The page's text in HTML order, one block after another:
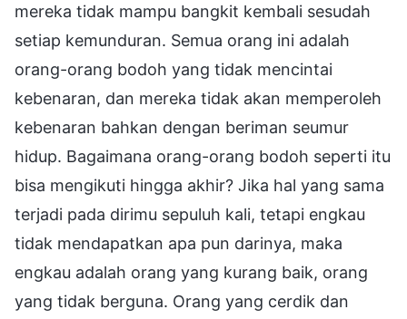
mereka tidak mampu bangkit kembali sesudah
setiap kemunduran. Semua orang ini adalah
orang-orang bodoh yang tidak mencintai
kebenaran, dan mereka tidak akan memperoleh
kebenaran bahkan dengan beriman seumur
hidup. Bagaimana orang-orang bodoh seperti itu
bisa mengikuti hingga akhir? Jika hal yang sama
terjadi pada dirimu sepuluh kali, tetapi engkau
tidak mendapatkan apa pun darinya, maka
engkau adalah orang yang kurang baik, orang
yang tidak berguna. Orang yang cerdik dan